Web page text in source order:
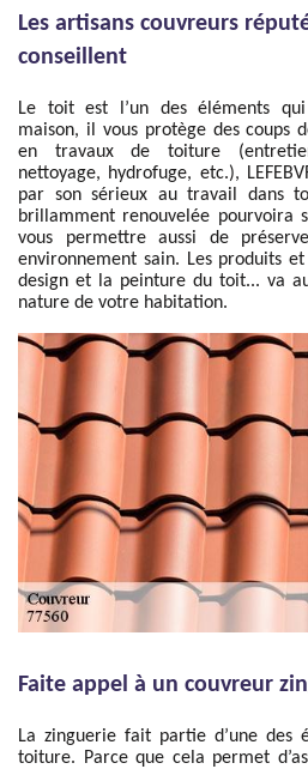
Les artisans couvreurs
conseillent
Le toit est l’un des éléments qui
maison, il vous protège des coups
en travaux de toiture
nettoyage, hydrofuge, etc.),
par son sérieux au travail dans
brillamment renouvelée pourvoira
vous permettre aussi de
environnement sain. Les produits
design et la peinture du toit... va
nature de votre habitation.
Faite appel à un couvreur
La zinguerie fait partie d’une des
toiture. Parce que cela permet